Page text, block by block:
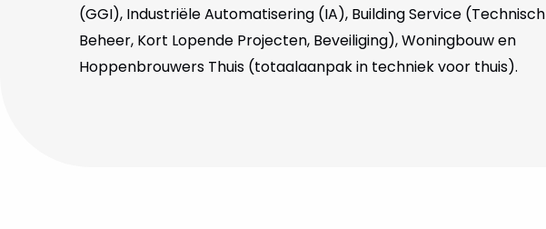
(GGI), Industriële Automatisering (IA), Building Service (Technisch
Beheer, Kort Lopende Projecten, Beveiliging), Woningbouw en
Hoppenbrouwers Thuis (totaalaanpak in techniek voor thuis).